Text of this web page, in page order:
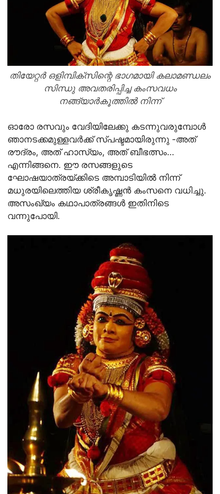
തിയേറ്റര്‍ ഒളിമ്പിക്‌സിന്റെ ഭാഗമായി കലാമണ്ഡലം
സിന്ധു അവതരിപ്പിച്ച കംസവധം
നങ്ങ്യാര്‍കൂത്തില്‍ നിന്ന്‌
ഓരോ രസവും വേദിയിലേക്കു കടന്നുവരുമ്പോള്‍
ഞാനടക്കമുള്ളവര്‍ക്ക് സ്പഷ്ടമായിരുന്നു -അത്
രൗദ്രം, അത് ഹാസ്യം, അത് ബീഭത്സം…
എന്നിങ്ങനെ. ഈ രസങ്ങളുടെ
ഘോഷയാത്രയ്ക്കിടെ അമ്പാടിയില്‍ നിന്ന്
മധുരയിലെത്തിയ ശ്രീകൃഷ്ണന്‍ കംസനെ വധിച്ചു.
അസംഖ്യം കഥാപാത്രങ്ങള്‍ ഇതിനിടെ
വന്നുപോയി.